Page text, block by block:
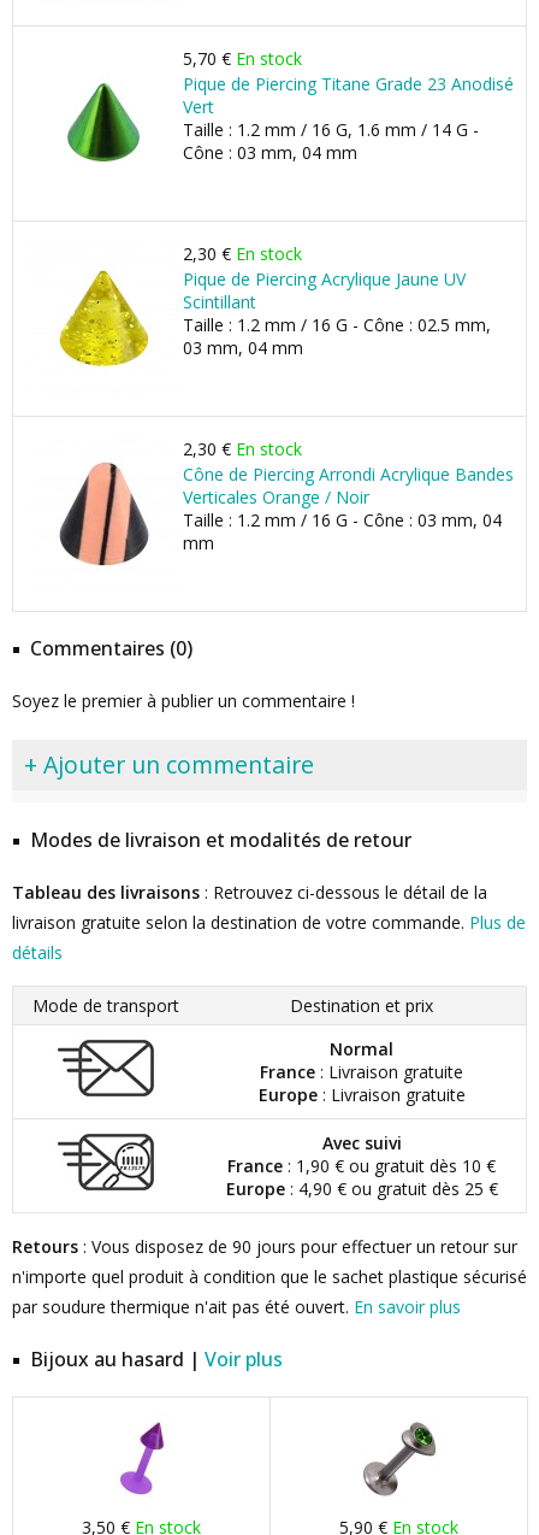
5,70 € En stock
Pique de Piercing Titane Grade 23 Anodisé
Vert
Taille : 1.2 mm / 16 G, 1.6 mm / 14 G -
Cône : 03 mm, 04 mm
2,30 € En stock
Pique de Piercing Acrylique Jaune UV
Scintillant
Taille : 1.2 mm / 16 G - Cône : 02.5 mm,
03 mm, 04 mm
2,30 € En stock
Cône de Piercing Arrondi Acrylique Bandes
Verticales Orange / Noir
Taille : 1.2 mm / 16 G - Cône : 03 mm, 04
mm
Commentaires (0)
Soyez le premier à publier un commentaire !
+ Ajouter un commentaire
Modes de livraison et modalités de retour
Tableau des livraisons : Retrouvez ci-dessous le détail de la
livraison gratuite selon la destination de votre commande. Plus de
détails
Mode de transport
Destination et prix
Normal
France : Livraison gratuite
Europe: Livraison gratuite
Avec suivi
France : 1,90 € ou gratuit dès 10 €
Europe: 4,90 € ou gratuit dès 25 €
Retours : Vous disposez de 90 jours pour effectuer un retour sur
n'importe quel produit à condition que le sachet plastique sécurisé
par soudure thermique n'ait pas été ouvert. En savoir plus
Bijoux au hasard | Voir plus
3,50 € En stock 5,90 € En stock